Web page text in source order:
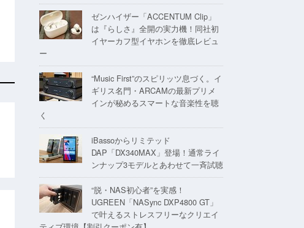
ゼンハイザー「ACCENTUM Clip」
は『らしさ』全開の実力機！同社初
イヤーカフ型イヤホンを徹底レビュ
ー
“Music First”のスピリッツ息づく。イ
ギリス名門・ARCAMの最新プリメ
インが秘めるスマートな音楽性を聴
く
iBassoからリミテッド
DAP「DX340MAX」登場！通常ライ
ンナップ3モデルとあわせて一斉試聴
“脱・NAS初心者”を実感！
UGREEN「NASync DXP4800 GT」
で叶えるストレスフリーなクリエイ